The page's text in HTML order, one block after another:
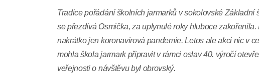
Tradice pořádání školních jarmarků v sokolovské Základní
se přezdívá Osmička, za uplynulé roky hluboce
nakrátko jen koronavirová pandemie. Letos ale akci nic v
mohla škola jarmark připravit v rámci oslav 40. výročí
veřejnosti o návštěvu byl obrovský.